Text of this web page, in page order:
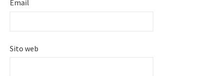
Email
Sito web